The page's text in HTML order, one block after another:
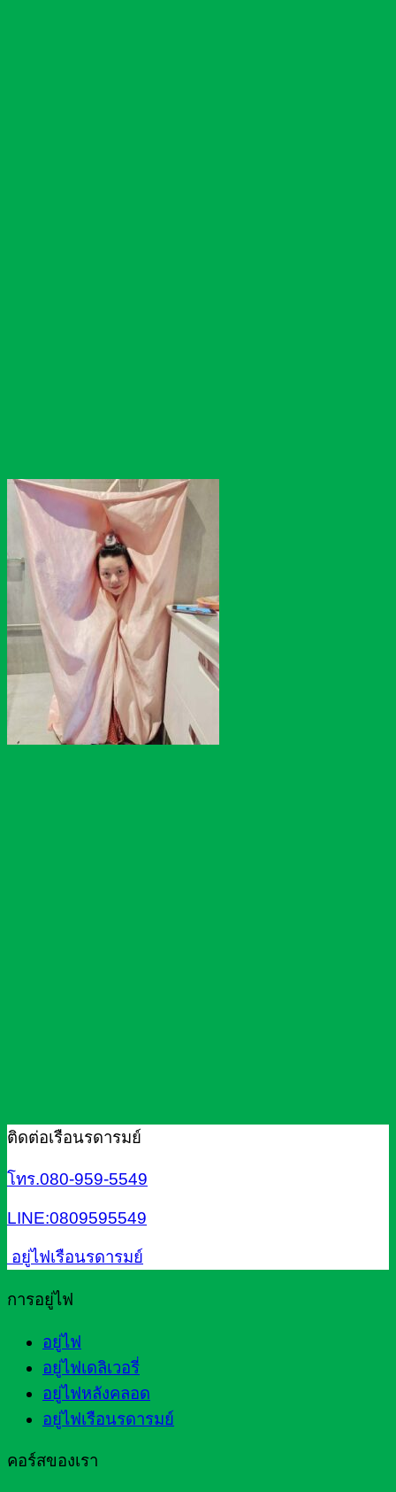
ติดต่อเรือนรดารมย์
โทร.080-959-5549
LINE:0809595549
อยู่ไฟเรือนรดารมย์
การอยู่ไฟ
อยู่ไฟ
อยู่ไฟเดลิเวอรี่
อยู่ไฟหลังคลอด
อยู่ไฟเรือนรดารมย์
คอร์สของเรา